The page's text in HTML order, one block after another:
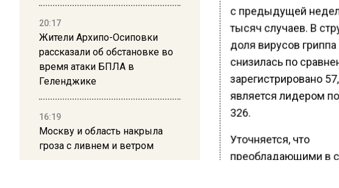
20:17
Жители Архипо-Осиповки
рассказали об обстановке во
время атаки БПЛА в
Геленджике
16:19
Москву и область накрыла
гроза с ливнем и ветром
с предыдущей
тысяч случаев. В
доля вирусов гриппа
снизилась по
зарегистрировано
является лидером
326.
Уточняется, что
преобладающими в